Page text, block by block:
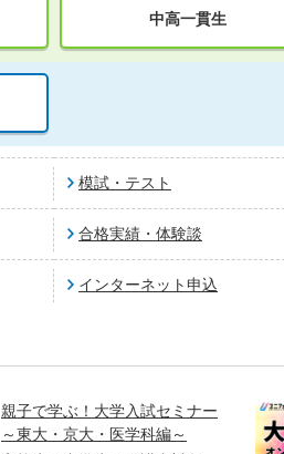
中高一貫生
模試・テスト
合格実績・体験談
インターネット申込
親子で学ぶ！大学入試セミナー
～東大・京大・医学科編～